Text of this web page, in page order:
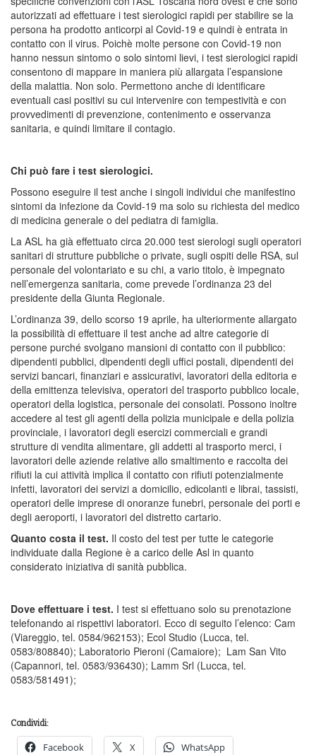
autorizzati ad effettuare i test sierologici rapidi per stabilire se la
persona ha prodotto anticorpi al Covid-19 e quindi è entrata in
contatto con il virus. Poichè molte persone con Covid-19 non
hanno nessun sintomo o solo sintomi lievi, i test sierologici rapidi
consentono di mappare in maniera più allargata l’espansione
della malattia. Non solo. Permettono anche di identificare
eventuali casi positivi su cui intervenire con tempestività e con
provvedimenti di prevenzione, contenimento e osservanza
sanitaria, e quindi limitare il contagio.
Chi può fare i test sierologici.
Possono eseguire il test anche i singoli individui che manifestino
sintomi da infezione da Covid-19 ma solo su richiesta del medico
di medicina generale o del pediatra di famiglia.
La ASL ha già effettuato circa 20.000 test sierologi sugli operatori
sanitari di strutture pubbliche o private, sugli ospiti delle RSA, sul
personale del volontariato e su chi, a vario titolo, è impegnato
nell’emergenza sanitaria, come prevede l’ordinanza 23 del
presidente della Giunta Regionale.
L’ordinanza 39, dello scorso 19 aprile, ha ulteriormente allargato
la possibilità di effettuare il test anche ad altre categorie di
persone purché svolgano mansioni di contatto con il pubblico:
dipendenti pubblici, dipendenti degli uffici postali, dipendenti dei
servizi bancari, finanziari e assicurativi, lavoratori della editoria e
della emittenza televisiva, operatori del trasporto pubblico locale,
operatori della logistica, personale dei consolati. Possono inoltre
accedere al test gli agenti della polizia municipale e della polizia
provinciale, i lavoratori degli esercizi commerciali e grandi
strutture di vendita alimentare, gli addetti al trasporto merci, i
lavoratori delle aziende relative allo smaltimento e raccolta dei
rifiuti la cui attività implica il contatto con rifiuti potenzialmente
infetti, lavoratori dei servizi a domicilio, edicolanti e librai, tassisti,
operatori delle imprese di onoranze funebri, personale dei porti e
degli aeroporti, i lavoratori del distretto cartario.
Quanto costa il test. Il costo del test per tutte le categorie
individuate dalla Regione è a carico delle Asl in quanto
considerato iniziativa di sanità pubblica.
Dove effettuare i test. I test si effettuano solo su prenotazione
telefonando ai rispettivi laboratori. Ecco di seguito l’elenco: Cam
(Viareggio, tel. 0584/962153); Ecol Studio (Lucca, tel.
0583/808840); Laboratorio Pieroni (Camaiore); Lam San Vito
(Capannori, tel. 0583/936430); Lamm Srl (Lucca, tel.
0583/581491);
Condividi:
Facebook X WhatsApp